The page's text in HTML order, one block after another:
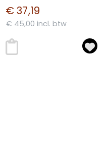
€ 37,19
€ 45,00 incl. btw